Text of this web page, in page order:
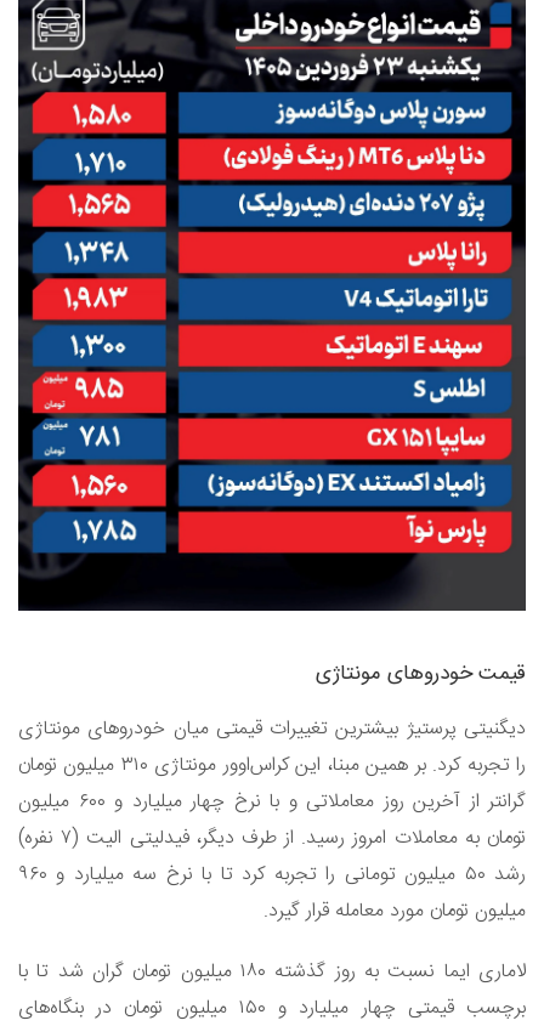
قیمت خودروهای مونتاژی
دیگنیتی پرستیژ بیشترین تغییرات قیمتی میان خودروهای مونتاژی
را تجربه کرد. بر همین مبنا، این کراس‌اوور مونتاژی ۳۱۰ میلیون تومان
گرانتر از آخرین روز معاملاتی و با نرخ چهار میلیارد و ۶۰۰ میلیون
تومان به معاملات امروز رسید. از طرف دیگر، فیدلیتی الیت (۷ نفره)
رشد ۵۰ میلیون تومانی را تجربه کرد تا با نرخ سه میلیارد و ۹۶۰
میلیون تومان مورد معامله قرار گیرد.
لاماری ایما نسبت به روز گذشته ۱۸۰ میلیون تومان گران شد تا با
برچسب قیمتی چهار میلیارد و ۱۵۰ میلیون تومان در بنگاه‌های